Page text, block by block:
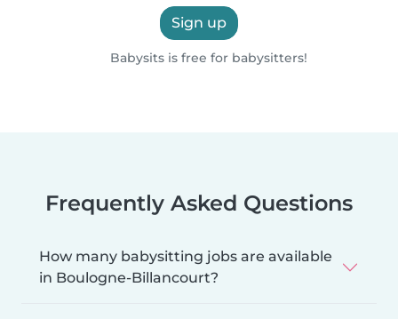
Sign up
Babysits is free for babysitters!
Frequently Asked Questions
How many babysitting jobs are available
in Boulogne-Billancourt?